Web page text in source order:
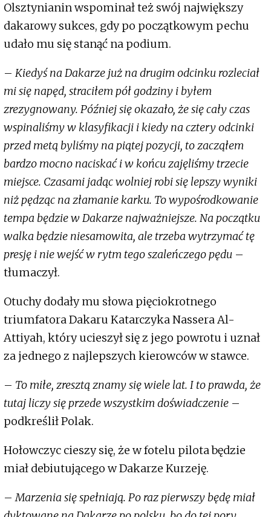
Olsztynianin wspominał też swój największy
dakarowy sukces, gdy po początkowym pechu
udało mu się stanąć na podium.
– Kiedyś na Dakarze już na drugim odcinku rozleciał
mi się napęd, straciłem pół godziny i byłem
zrezygnowany. Później się okazało, że się cały czas
wspinaliśmy w klasyfikacji i kiedy na cztery odcinki
przed metą byliśmy na piątej pozycji, to zacząłem
bardzo mocno naciskać i w końcu zajęliśmy trzecie
miejsce. Czasami jadąc wolniej robi się lepszy wyniki
niż pędząc na złamanie karku. To wypośrodkowanie
tempa będzie w Dakarze najważniejsze. Na początku
walka będzie niesamowita, ale trzeba wytrzymać tę
presję i nie wejść w rytm tego szaleńczego pędu –
tłumaczył.
Otuchy dodały mu słowa pięciokrotnego
triumfatora Dakaru Katarczyka Nassera Al-
Attiyah, który ucieszył się z jego powrotu i uznał
za jednego z najlepszych kierowców w stawce.
– To miłe, zresztą znamy się wiele lat. I to prawda, że
tutaj liczy się przede wszystkim doświadczenie –
podkreślił Polak.
Hołowczyc cieszy się, że w fotelu pilota będzie
miał debiutującego w Dakarze Kurzeję.
–Marzenia się spełniają. Po raz pierwszy będę miał